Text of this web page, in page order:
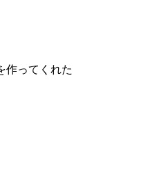
作ってくれた